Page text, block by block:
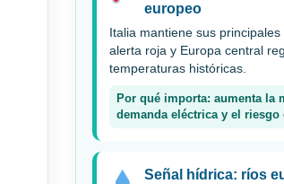
europeo
Italia mantiene sus
alerta roja y Europa central
temperaturas históricas.
Por qué importa: aumenta la
demanda eléctrica y el riesgo
Señal hídrica: ríos